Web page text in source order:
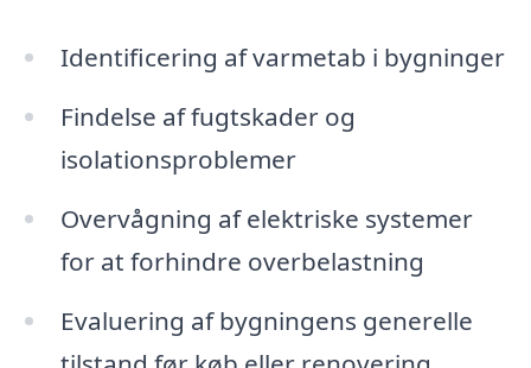
Identificering af varmetab i bygninger
Findelse af fugtskader og
isolationsproblemer
Overvågning af elektriske systemer
for at forhindre overbelastning
Evaluering af bygningens generelle